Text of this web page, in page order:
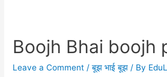
Boojh Bhai boojh
Leave a Comment /बूझ भाई बूझ / By